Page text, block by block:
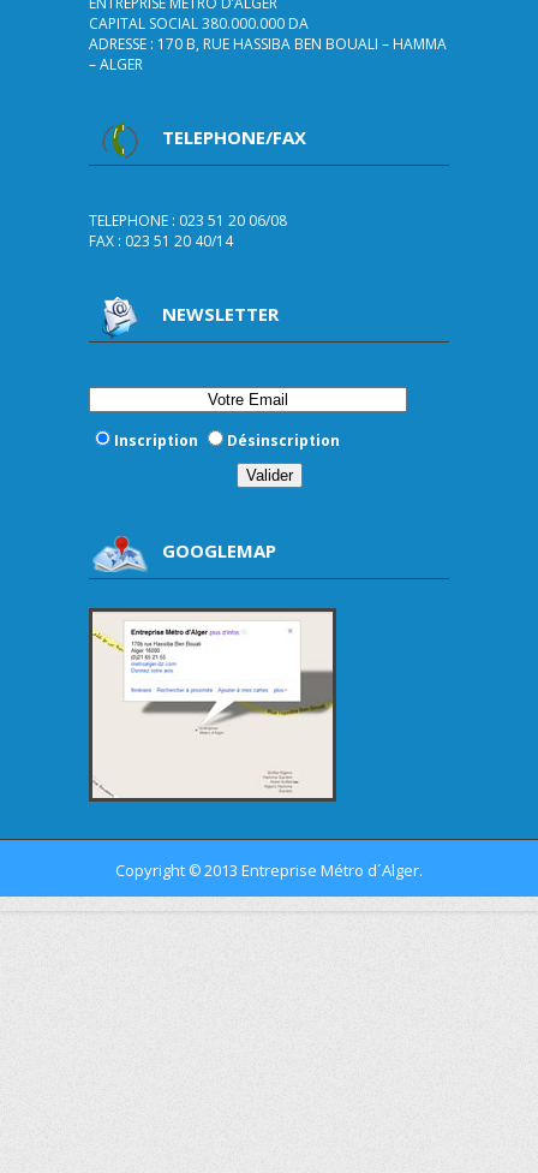
CAPITAL SOCIAL 380.000.000 DA
ADRESSE : 170 B, RUE HASSIBA BEN BOUALI – HAMMA
– ALGER
TELEPHONE/FAX
TELEPHONE : 023 51 20 06/08
FAX : 023 51 20 40/14
NEWSLETTER
Inscription Désinscription
GOOGLEMAP
Copyright ©2013 Entreprise Métro d´Alger.